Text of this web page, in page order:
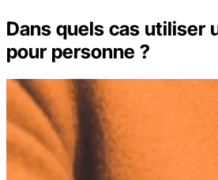
Dans quels cas utiliser
pour personne ?